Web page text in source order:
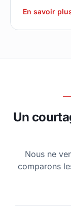
En savoir
Un
Nous ne
comparons